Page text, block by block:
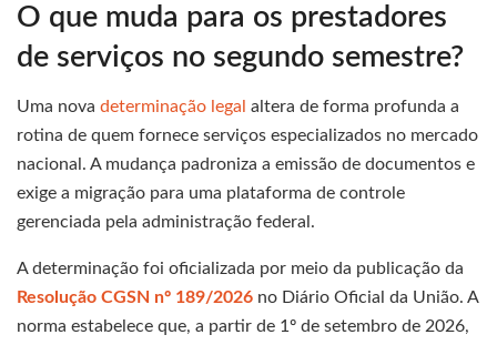
O que muda para os prestadores
de serviços no segundo semestre?
Uma nova determinação legal altera de forma profunda a
rotina de quem fornece serviços especializados no mercado
nacional. A mudança padroniza a emissão de documentos e
exige a migração para uma plataforma de controle
gerenciada pela administração federal.
A determinação foi oficializada por meio da publicação da
Resolução CGSN nº 189/2026 no Diário Oficial da União. A
norma estabelece que, a partir de 1º de setembro de 2026,